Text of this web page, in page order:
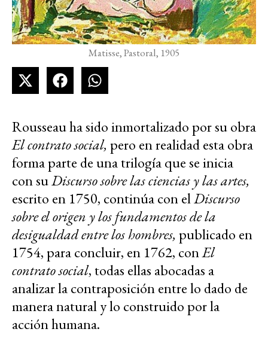
Matisse, Pastoral, 1905
Rousseau ha sido inmortalizado por su obra
El contrato social, pero en realidad esta obra
forma parte de una trilogía que se inicia
con suDiscurso sobre las ciencias y las artes,
escrito en 1750, continúa con elDiscurso
sobre el origen y los fundamentos de la
desigualdad entre los hombres, publicado en
1754, para concluir, en 1762, conEl
contrato social, todas ellas abocadas a
analizar la contraposición entre lo dado de
manera natural y lo construido por la
acción humana.